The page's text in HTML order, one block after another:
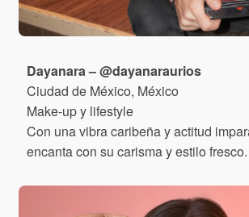
Dayanara – @dayanaraurios
Ciudad de México, México
Make-up y lifestyle
Con una vibra caribeña y actitud
encanta con su carisma y estilo fresco.